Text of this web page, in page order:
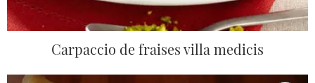
Carpaccio de fraises villa medicis